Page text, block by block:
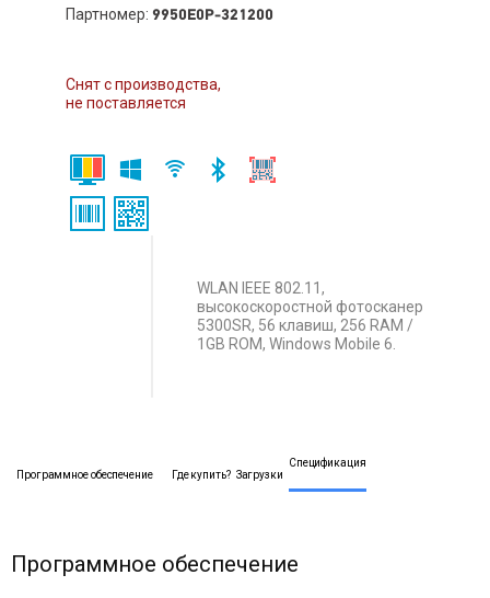
Партномер: 9950E0P-321200
Снят с производства,
не поставляется
WLAN IEEE 802.11,
высокоскоростной фотосканер
5300SR, 56 клавиш, 256 RAM /
1GB ROM, Windows Mobile 6.
Программное обеспечение Где купить? Загрузки
Спецификация
Программное обеспечение